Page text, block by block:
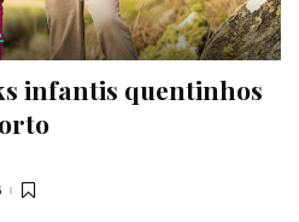
infantis quentinhos